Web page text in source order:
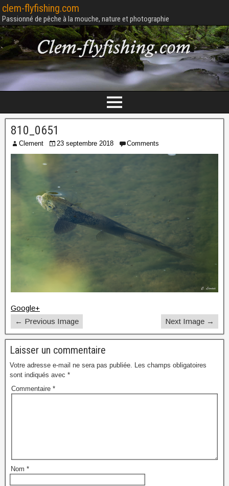
clem-flyfishing.com
Passionné de pêche à la mouche, nature et photographie
810_0651
Clement 23 septembre 2018 Comments
Google+
← Previous Image
Next Image →
Laisser un commentaire
Votre adresse e-mail ne sera pas publiée. Les champs obligatoires
sont indiqués avec *
Commentaire *
Nom *